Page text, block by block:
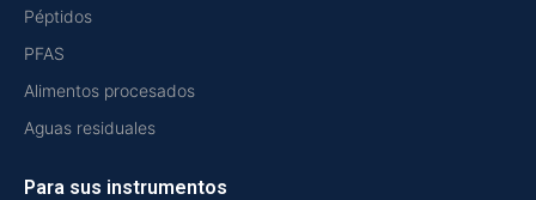
Péptidos
PFAS
Alimentos procesados
Aguas residuales
Para sus instrumentos